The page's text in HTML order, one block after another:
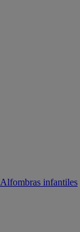
Alfombras infantiles